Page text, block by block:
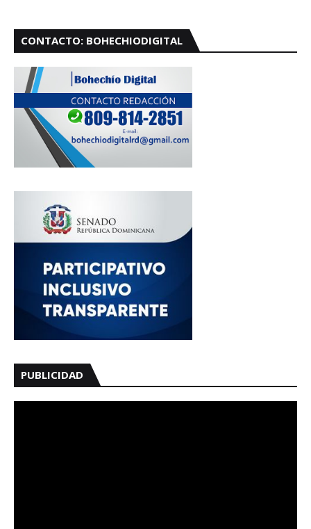
CONTACTO: BOHECHIODIGITAL
PUBLICIDAD